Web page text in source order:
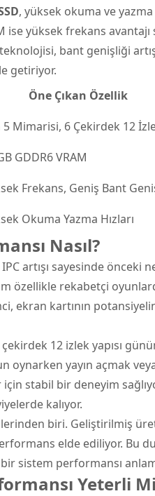
, yüksek okuma ve
ise yüksek frekans
bant genişliği
getiriyor.
Öne Çıkan Özellik
5 Mimarisi, 6 Çekirdek 12
GDDR6 VRAM
Frekans, Geniş Bant
Okuma Yazma Hızları
Nasıl?
artışı sayesinde önceki
özellikle rekabetçi
ekran kartının
12 izlek yapısı
oynarken yayın açmak
için stabil bir deneyim
kalıyor.
biri. Geliştirilmiş
elde ediliyor. Bu
sistem performansı
Yeterli